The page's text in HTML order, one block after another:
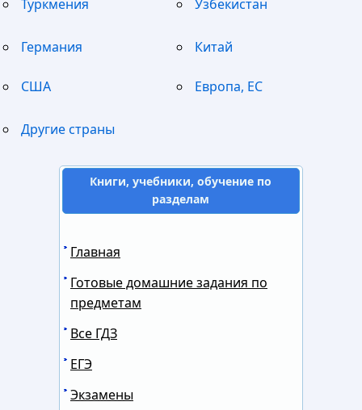
Туркмения Узбекистан
Германия Китай
США Европа, ЕС
Другие страны
Книги, учебники, обучение по
разделам
Главная
Готовые домашние задания по
предметам
Все ГДЗ
ЕГЭ
Экзамены